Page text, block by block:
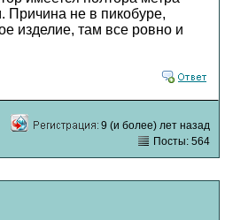
Причина не в пикобуре,
изделие, там все ровно и
9 (и более) лет назад
Посты: 564